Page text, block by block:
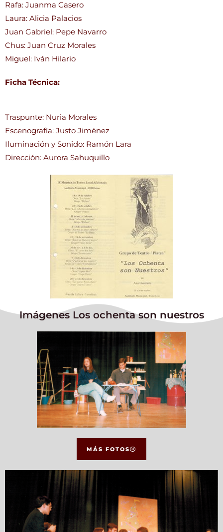
Rafa: Juanma Casero
Laura: Alicia Palacios
Juan Gabriel: Pepe Navarro
Chus: Juan Cruz Morales
Miguel: Iván Hilario
Ficha Técnica:
Traspunte: Nuria Morales
Escenografía: Justo Jiménez
Iluminación y Sonido: Ramón Lara
Dirección: Aurora Sahuquillo
Imágenes Los ochenta son nuestros
MÁS FOTOS